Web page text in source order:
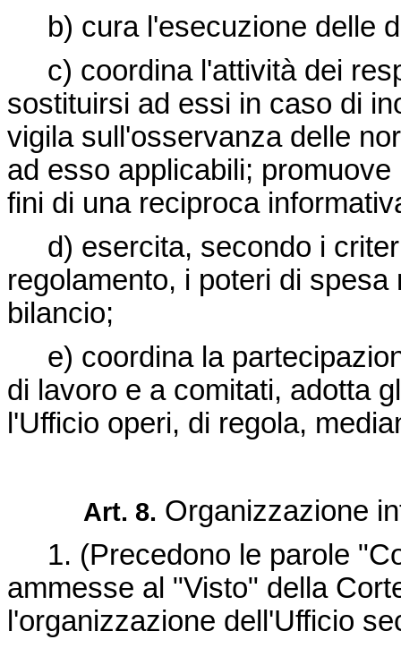
b) cura l'esecuzione delle
c) coordina l'attività dei
sostituirsi ad essi in caso di
vigila sull'osservanza delle
ad esso applicabili;
fini di una reciproca
d) esercita, secondo i
regolamento, i poteri di
bilancio;
e) coordina la
di lavoro e a comitati, adotta
l'Ufficio operi, di regola,
Art. 8. Organizzazione
1. (Precedono le parole
ammesse al "Visto" della
l'organizzazione dell'Ufficio